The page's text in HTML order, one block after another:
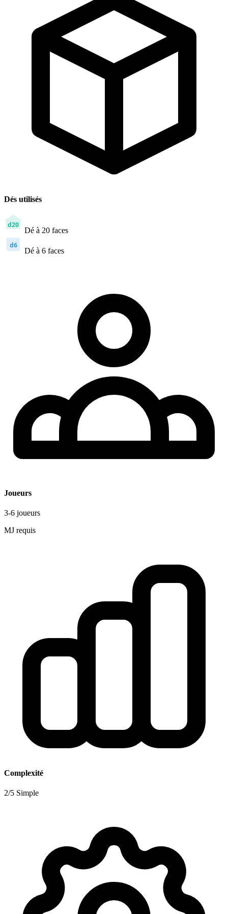
Dés utilisés
d20
Dé à 20 faces
d6
Dé à 6 faces
Joueurs
3-6 joueurs
MJ requis
Complexité
2/5 Simple